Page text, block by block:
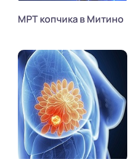
МРТ копчика в Митино